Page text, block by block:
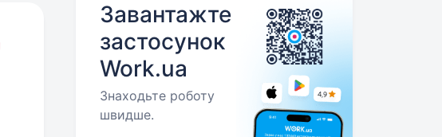
Завантажте
застосунок
Work.ua
Знаходьте роботу
швидше.